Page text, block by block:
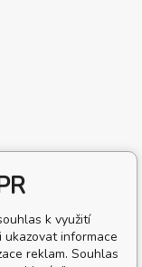
k využití
informace
reklam. Souhlas